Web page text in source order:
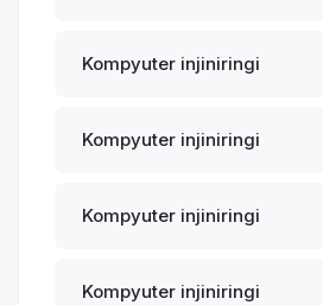
Kompyuter injiniringi
Kompyuter injiniringi
Kompyuter injiniringi
Kompyuter injiniringi